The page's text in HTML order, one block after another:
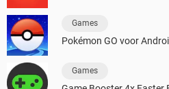
Games
Pokémon GO voor
Games